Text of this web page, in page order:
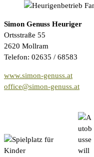
Simon Genuss Heuriger
Ortsstraße 55
2620 Mollram
Telefon: 02635 / 68583
www.simon-genuss.at
office@simon-genuss.at